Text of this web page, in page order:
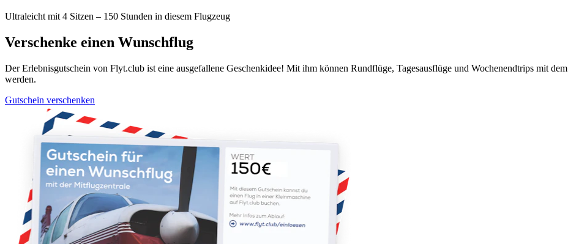
Ultraleicht mit 4 Sitzen – 150 Stunden in diesem Flugzeug
Verschenke einen Wunschflug
Der Erlebnisgutschein von Flyt.club ist eine ausgefallene Geschenkidee! Mit ihm können Rundflüge, Tagesausflüge und Wochenendtrips mit
werden.
Gutschein verschenken